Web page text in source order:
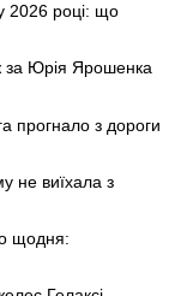
2026 році: що
за Юрія Ярошенка
прогнало з дороги
не виїхала з
щодня: